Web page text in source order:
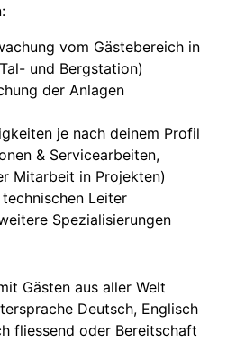
vom Gästebereich in
und Bergstation)
der Anlagen
je nach deinem Profil
& Servicearbeiten,
Mitarbeit in Projekten)
Leiter
Spezialisierungen
Gästen aus aller Welt
Deutsch, Englisch
fliessend oder Bereitschaft